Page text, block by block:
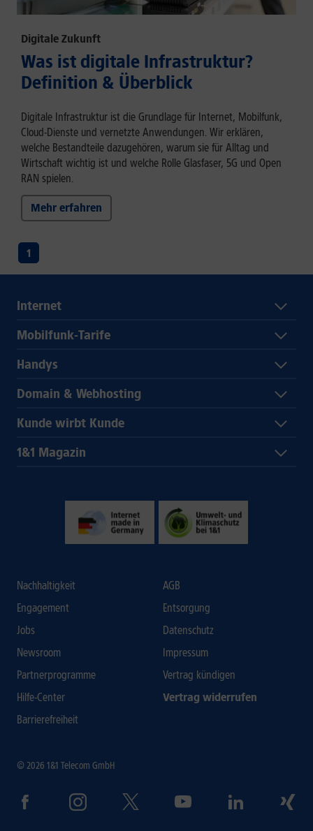
Digitale Zukunft
Was ist digitale Infrastruktur?
Definition & Überblick
Digitale Infrastruktur ist die Grundlage für Internet, Mobilfunk,
Cloud-Dienste und vernetzte Anwendungen. Wir erklären,
welche Bestandteile dazugehören, warum sie für Alltag und
Wirtschaft wichtig ist und welche Rolle Glasfaser, 5G und Open
RAN spielen.
Mehr erfahren
1
Internet
Mobilfunk-Tarife
Handys
Domain & Webhosting
Kunde wirbt Kunde
1&1 Magazin
Nachhaltigkeit
Engagement
Jobs
Newsroom
Partnerprogramme
Hilfe-Center
Barrierefreiheit
AGB
Entsorgung
Datenschutz
Impressum
Vertrag kündigen
Vertrag widerrufen
© 2026 1&1 Telecom GmbH